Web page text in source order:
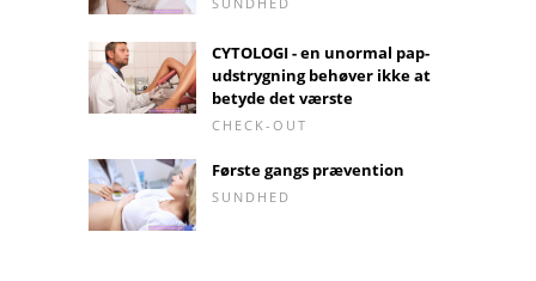
CYTOLOGI - en unormal pap-
udstrygning behøver ikke at
betyde det værste
CHECK-OUT
Første gangs prævention
SUNDHED